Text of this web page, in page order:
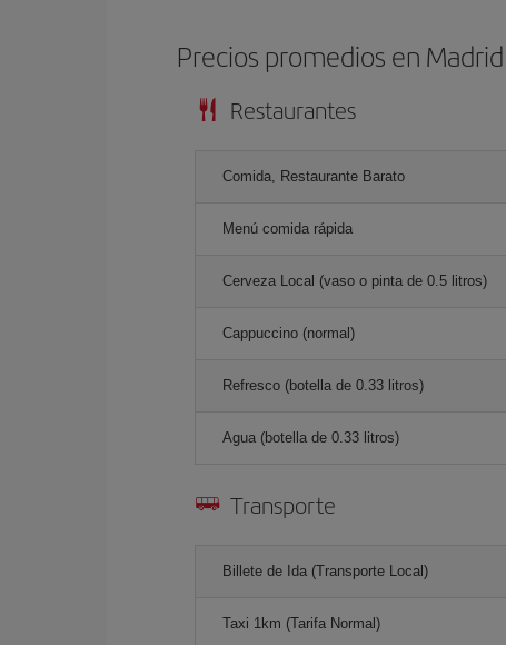
Precios promedios en Madrid
Restaurantes
Comida, Restaurante Barato
Menú comida rápida
Cerveza Local (vaso o pinta de 0.5 litros)
Cappuccino (normal)
Refresco (botella de 0.33 litros)
Agua (botella de 0.33 litros)
Transporte
Billete de Ida (Transporte Local)
Taxi 1km (Tarifa Normal)